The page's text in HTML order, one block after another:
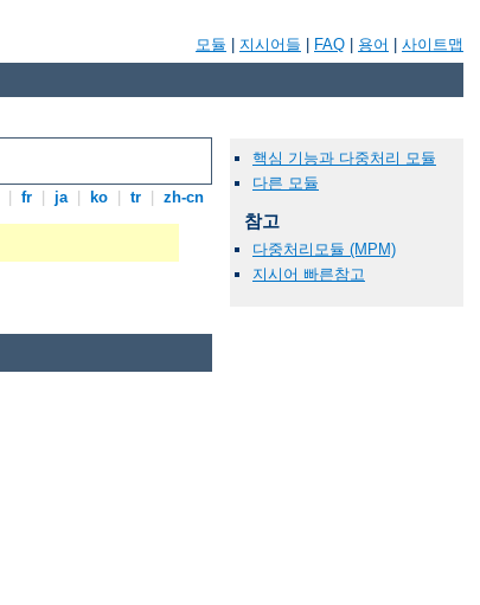
모듈 지시어들 FAQ 용어 사이트맵
fr ja ko tr zh-cn
핵심 기능과 다중처리 모듈
다른 모듈
참고
다중처리모듈 (MPM)
지시어 빠른참고